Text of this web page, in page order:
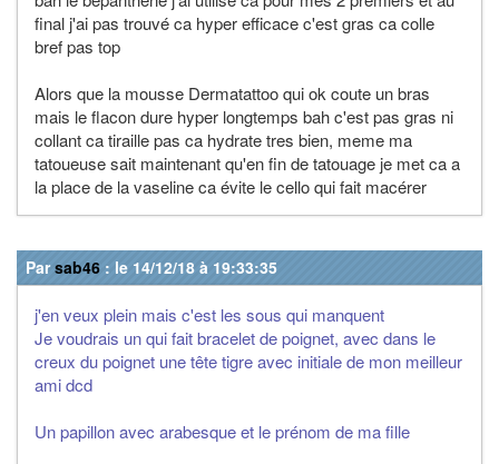
final j'ai pas trouvé ca hyper efficace c'est gras ca colle
bref pas top
Alors que la mousse Dermatattoo qui ok coute un bras
mais le flacon dure hyper longtemps bah c'est pas gras ni
collant ca tiraille pas ca hydrate tres bien, meme ma
tatoueuse sait maintenant qu'en fin de tatouage je met ca a
la place de la vaseline ca évite le cello qui fait macérer
Parsab46 : le 14/12/18 à 19:33:35
j'en veux plein mais c'est les sous qui manquent
Je voudrais un qui fait bracelet de poignet, avec dans le
creux du poignet une tête tigre avec initiale de mon meilleur
ami dcd
Un papillon avec arabesque et le prénom de ma fille